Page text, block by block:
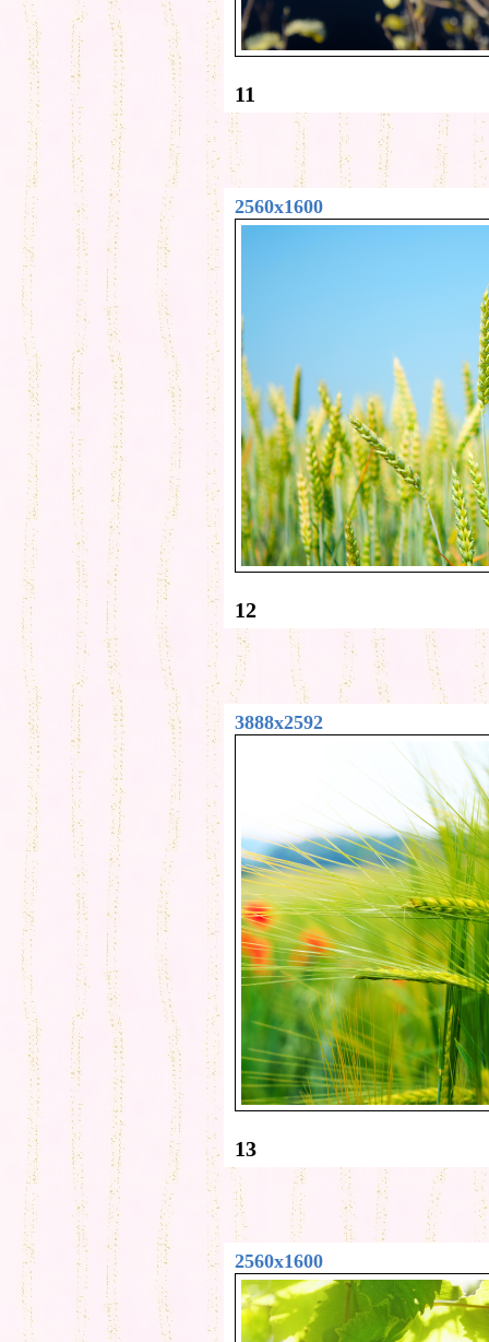
11
2560x1600
12
3888x2592
13
2560x1600